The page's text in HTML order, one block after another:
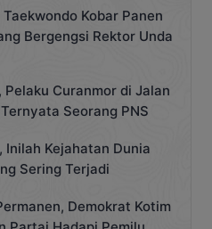
Kobar Panen
Bergengsi Rektor Unda
Pelaku Curanmor di Jalan
Seorang PNS
Inilah Kejahatan Dunia
Sering Terjadi
Demokrat Kotim